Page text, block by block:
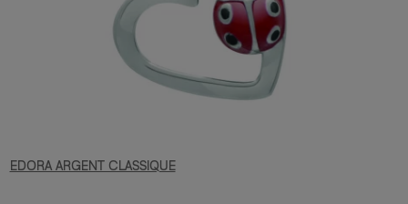
EDORA ARGENT CLASSIQUE